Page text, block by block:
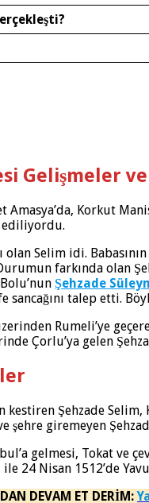
Gelişmeler
Amasya’da, Korkut
ediliyordu.
olan Selim idi.
farkında olan
Şehzade
sancağını talep etti.
Rumeli’ye
Çorlu’ya gelen
kestiren Şehzade
giremeyen
gelmesi, Tokat ve
24 Nisan 1512’de
DEVAM ET DERİM: